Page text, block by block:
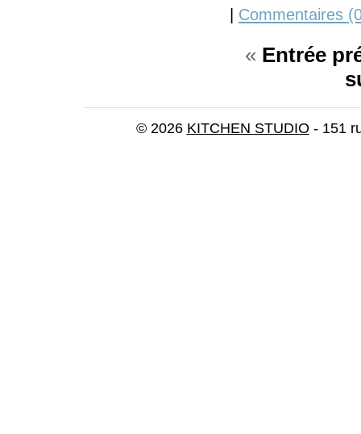
| Commentaires
« Entrée
© 2026 KITCHEN STUDIO - 151